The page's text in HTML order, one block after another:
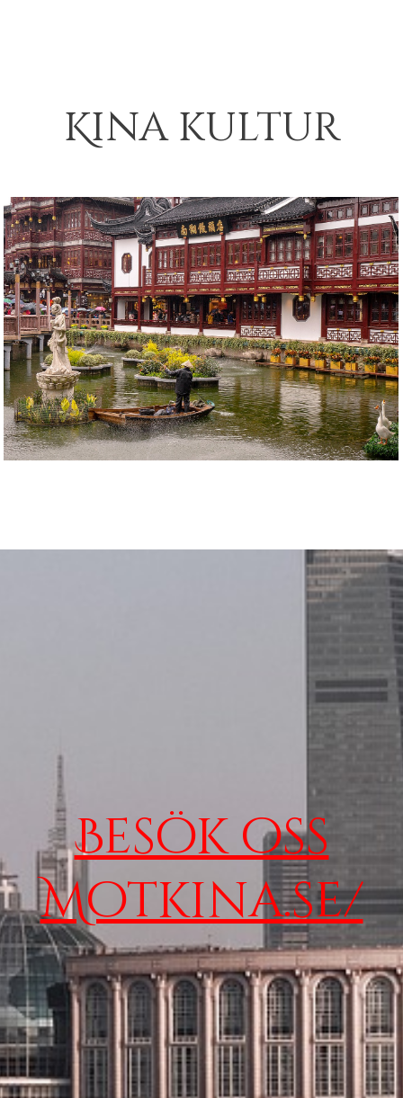
Kina kultur
Besök oss
Motkina.se/